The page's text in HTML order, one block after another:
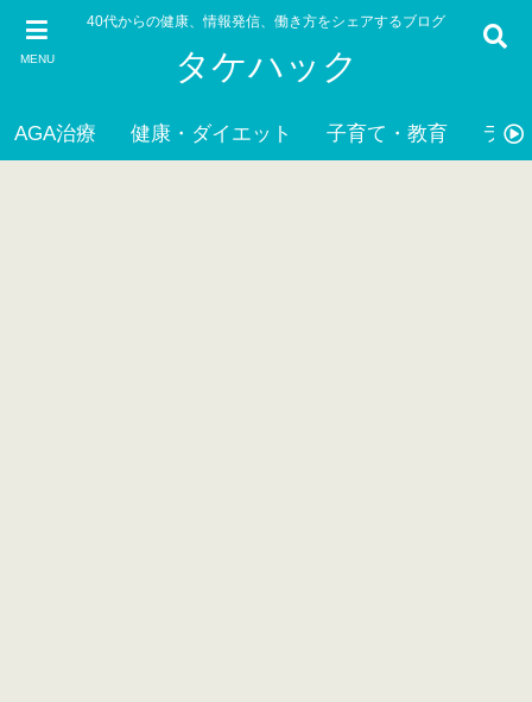
MENU
40代からの健康、情報発信、働き方をシェアするブログ
タケハック
AGA治療 健康・ダイエット 子育て・教育 ライ